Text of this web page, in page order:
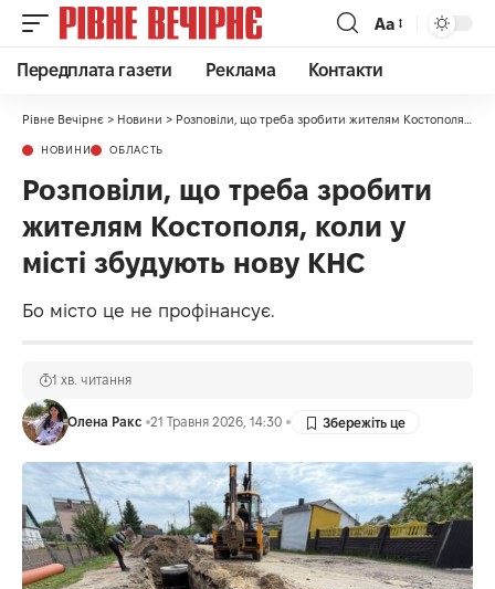
Аа
Передплата газети Реклама Контакти
Рівне Вечірнє > Новини > Розповіли, що треба зробити жителям Костополя, коли у місті збудують нову КНС
НОВИНИ ОБЛАСТЬ
Розповіли, що треба зробити
жителям Костополя, коли у
місті збудують нову КНС
Бо місто це не профінансує.
Олена Ракс 21 Травня 2026, 14:30
1 хв. читання